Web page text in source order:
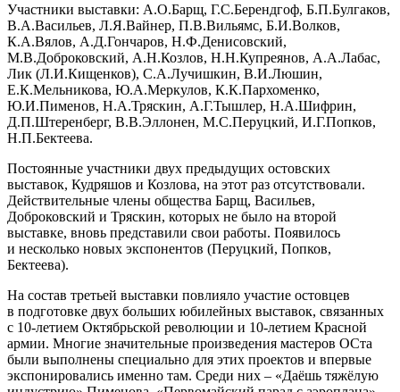
Участники выставки: А.О.Барщ, Г.С.Берендгоф, Б.П.Булгаков,
В.А.Васильев, Л.Я.Вайнер, П.В.Вильямс, Б.И.Волков,
К.А.Вялов, А.Д.Гончаров, Н.Ф.Денисовский,
М.В.Доброковский, А.Н.Козлов, Н.Н.Купреянов, А.А.Лабас,
Лик (Л.И.Кищенков), С.А.Лучишкин, В.И.Люшин,
Е.К.Мельникова, Ю.А.Меркулов, К.К.Пархоменко,
Ю.И.Пименов, Н.А.Тряскин, А.Г.Тышлер, Н.А.Шифрин,
Д.П.Штеренберг, В.В.Эллонен, М.С.Перуцкий, И.Г.Попков,
Н.П.Бектеева.
Постоянные участники двух предыдущих остовских
выставок, Кудряшов и Козлова, на этот раз отсутствовали.
Действительные члены общества Барщ, Васильев,
Доброковский и Тряскин, которых не было на второй
выставке, вновь представили свои работы. Появилось
и несколько новых экспонентов (Перуцкий, Попков,
Бектеева).
На состав третьей выставки повлияло участие остовцев
в подготовке двух больших юбилейных выставок, связанных
с 10-летием Октябрьской революции и 10-летием Красной
армии. Многие значительные произведения мастеров ОСта
были выполнены специально для этих проектов и впервые
экспонировались именно там. Среди них – «Даёшь тяжёлую